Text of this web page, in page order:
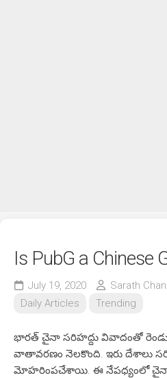
Is PubG a Chinese
July 19, 2020
Sarath
Daily Articles
Trending
భారత్ చైనా సరిహద్దు వివాదంతో
వాతావరణం నెలకొంది. ఇరు దేశాలు
మోహరింపచేశాయి. ఈ నేపధ్యంలో